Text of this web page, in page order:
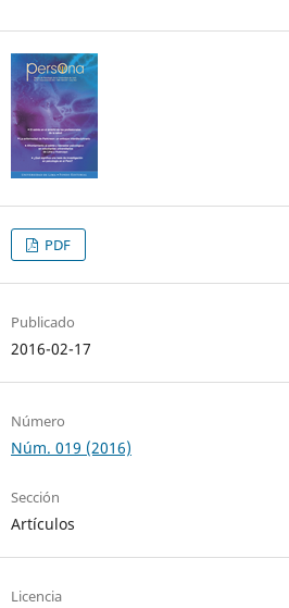
PDF
Publicado
2016-02-17
Número
Núm. 019 (2016)
Sección
Artículos
Licencia